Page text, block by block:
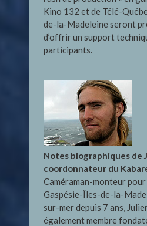
Kino 132 et de Télé-
de-la-Madeleine seront
d’offrir un support
participants.
Notes biographiques de
coordonnateur du
Caméraman-monteur
Gaspésie-Îles-de-la-
sur-mer depuis 7 ans,
également membre